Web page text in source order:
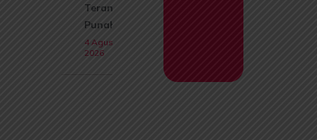
Terancam
Punah
4 Agustus
2026